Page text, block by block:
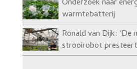
Onderzoek naar
warmtebatterij
Ronald van Dijk: ‘De
strooirobot